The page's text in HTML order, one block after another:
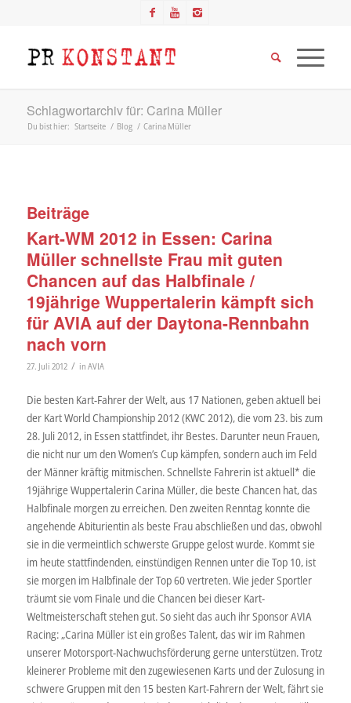
Schlagwortarchiv für: Carina Müller
Du bist hier: Startseite / Blog / Carina Müller
Beiträge
Kart-WM 2012 in Essen: Carina
Müller schnellste Frau mit guten
Chancen auf das Halbfinale /
19jährige Wuppertalerin kämpft sich
für AVIA auf der Daytona-Rennbahn
nach vorn
27. Juli 2012 / in AVIA
Die besten Kart-Fahrer der Welt, aus 17 Nationen, geben aktuell bei
der Kart World Championship 2012 (KWC 2012), die vom 23. bis zum
28. Juli 2012, in Essen stattfindet, ihr Bestes. Darunter neun Frauen,
die nicht nur um den Women’s Cup kämpfen, sondern auch im Feld
der Männer kräftig mitmischen. Schnellste Fahrerin ist aktuell* die
19jährige Wuppertalerin Carina Müller, die beste Chancen hat, das
Halbfinale morgen zu erreichen. Den zweiten Renntag konnte die
angehende Abiturientin als beste Frau abschließen und das, obwohl
sie in die vermeintlich schwerste Gruppe gelost wurde. Kommt sie
im heute stattfindenden, einstündigen Rennen unter die Top 10, ist
sie morgen im Halbfinale der Top 60 vertreten. Wie jeder Sportler
träumt sie vom Finale und die Chancen bei dieser Kart-
Weltmeisterschaft stehen gut. So sieht das auch ihr Sponsor AVIA
Racing: „Carina Müller ist ein großes Talent, das wir im Rahmen
unserer Motorsport-Nachwuchsförderung gerne unterstützen. Trotz
kleinerer Probleme mit den zugewiesenen Karts und der Zulosung in
schwere Gruppen mit den 15 besten Kart-Fahrern der Welt, fährt sie